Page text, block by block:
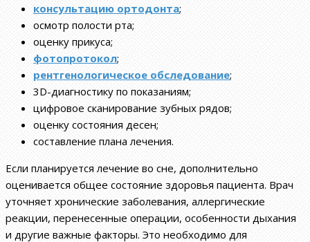
консультацию ортодонта;
осмотр полости рта;
оценку прикуса;
фотопротокол;
рентгенологическое обследование;
3D-диагностику по показаниям;
цифровое сканирование зубных рядов;
оценку состояния десен;
составление плана лечения.
Если планируется лечение во сне, дополнительно
оценивается общее состояние здоровья пациента. Врач
уточняет хронические заболевания, аллергические
реакции, перенесенные операции, особенности дыхания
и другие важные факторы. Это необходимо для